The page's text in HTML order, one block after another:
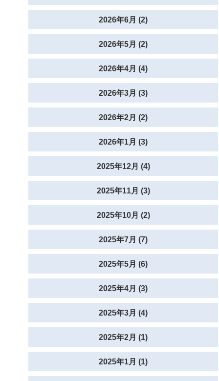
2026年6月 (2)
2026年5月 (2)
2026年4月 (4)
2026年3月 (3)
2026年2月 (2)
2026年1月 (3)
2025年12月 (4)
2025年11月 (3)
2025年10月 (2)
2025年7月 (7)
2025年5月 (6)
2025年4月 (3)
2025年3月 (4)
2025年2月 (1)
2025年1月 (1)